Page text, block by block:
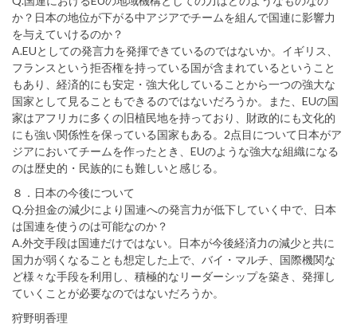
か？日本の地位が下がる中アジアでチームを組んで国連に影響力
を与えていけるのか？
A.EUとしての発言力を発揮できているのではないか。イギリス、
フランスという拒否権を持っている国が含まれているということ
もあり、経済的にも安定・強大化していることから一つの強大な
国家として見ることもできるのではないだろうか。また、EUの国
家はアフリカに多くの旧植民地を持っており、財政的にも文化的
にも強い関係性を保っている国家もある。2点目について日本がア
ジアにおいてチームを作ったとき、EUのような強大な組織になる
のは歴史的・民族的にも難しいと感じる。
８．日本の今後について
Q.分担金の減少により国連への発言力が低下していく中で、日本
は国連を使うのは可能なのか？
A.外交手段は国連だけではない。日本が今後経済力の減少と共に
国力が弱くなることも想定した上で、バイ・マルチ、国際機関な
ど様々な手段を利用し、積極的なリーダーシップを築き、発揮し
ていくことが必要なのではないだろうか。
狩野明香理